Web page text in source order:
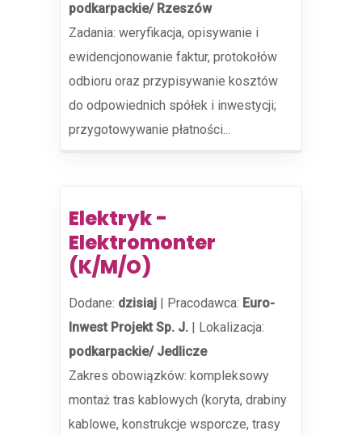
podkarpackie/ Rzeszów
Zadania: weryfikacja, opisywanie i
ewidencjonowanie faktur, protokołów
odbioru oraz przypisywanie kosztów
do odpowiednich spółek i inwestycji;
przygotowywanie płatności...
Elektryk -
Elektromonter
(K/M/O)
Dodane: dzisiaj | Pracodawca: Euro-
Inwest Projekt Sp. J. | Lokalizacja:
podkarpackie/ Jedlicze
Zakres obowiązków: kompleksowy
montaż tras kablowych (koryta, drabiny
kablowe, konstrukcje wsporcze, trasy